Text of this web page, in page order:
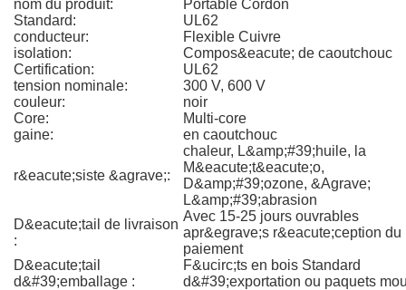
nom du produit:
Portable Cordon
Standard:
UL62
conducteur:
Flexible Cuivre
isolation:
Compos&eacute; de caoutchouc
Certification:
UL62
tension nominale:
300 V, 600 V
couleur:
noir
Core:
Multi-core
gaine:
en caoutchouc
r&eacute;siste &agrave;:
chaleur, L&amp;#39;huile, la
M&eacute;t&eacute;o,
D&amp;#39;ozone, &Agrave;
L&amp;#39;abrasion
D&eacute;tail de livraison
:
Avec 15-25 jours ouvrables
apr&egrave;s r&eacute;ception du
paiement
D&eacute;tail
d&#39;emballage :
F&ucirc;ts en bois Standard
d&#39;exportation ou paquets